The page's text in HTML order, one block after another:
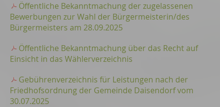
Öffentliche Bekanntmachung der zugelassenen
Bewerbungen zur Wahl der Bürgermeisterin/des
Bürgermeisters am 28.09.2025
Öffentliche Bekanntmachung über das Recht auf
Einsicht in das Wählerverzeichnis
Gebührenverzeichnis für Leistungen nach der
Friedhofsordnung der Gemeinde Daisendorf vom
30.07.2025